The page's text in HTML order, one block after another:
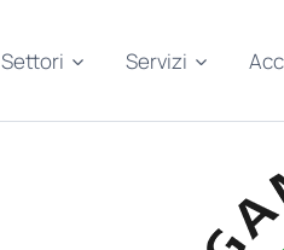
Settori Servizi